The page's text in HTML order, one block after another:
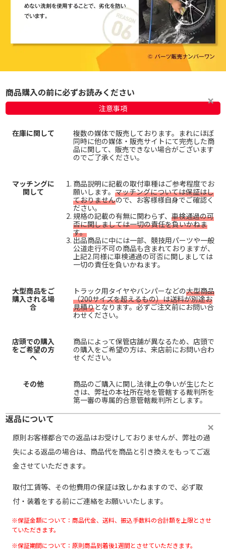
商品購入の前に必ずお読みください
注意事項
在庫に関して
複数の媒体で販売しております。まれにほぼ
同時に他の媒体・販売サイトにて完売した商
品に関して、販売できない場合がございます
のでご了承ください。
マッチングに
関して
商品説明に記載の取付車種はご参考程度でお
願いします。 マッチングについては保証はし
ておりませんので、お客様様自身でご確認く
ださい。
規格の記載の有無に関わらず、 車検通過の可
否に関しましては一切の責任を負いかねま
す。
出品商品に中には一部、競技用パーツや一般
公道走行不可の商品も含まれておりますが、
上記2.同様に車検通過の可否に関しましては
一切の責任を負いかねます。
大型商品をご
購入される場
合
トラック用タイヤやバンパーなどの大型商品
（200サイズを超えるもの）は送料が別途お
見積りとなります。必ずご注文前にお問い合
わせください。
店頭での購入
をご希望の方
へ
商品によって保管店舗が異なるため、店頭で
の購入をご希望の方は、来店前にお問い合わ
せください。
その他
商品のご購入に関し法律上の争いが生じたと
きは、弊社の本社所在地を管轄する裁判所を
第一審の専属的合意管轄裁判所とします。
返品について
原則お客様都合での返品はお受けしておりませんが、弊社の過
失による返品の場合は、商品代を商品と引き換えをもってご返
金させていただきます。
取付工賃等、その他費用の保証は致しかねますので、必ず取
付・装着をする前にご連絡をお願いいたします。
※保証金額について：商品代金、送料、振込手数料の合計額を上限とさせ
ていただきます。
※保証期間について：原則商品到着後1週間とさせていただきます。